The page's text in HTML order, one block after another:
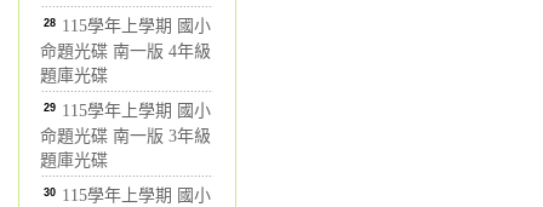
28 115學年上學期 國小
命題光碟 南一版 4年級
題庫光碟
29 115學年上學期 國小
命題光碟 南一版 3年級
題庫光碟
30 115學年上學期 國小